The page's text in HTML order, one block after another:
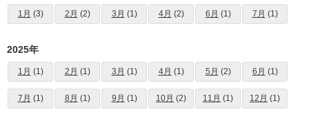
1月 (3) 2月 (2) 3月 (1) 4月 (2) 6月 (1) 7月 (1)
2025年
1月 (1) 2月 (1) 3月 (1) 4月 (1) 5月 (2) 6月 (1)
7月 (1) 8月 (1) 9月 (1) 10月 (2) 11月 (1) 12月 (1)